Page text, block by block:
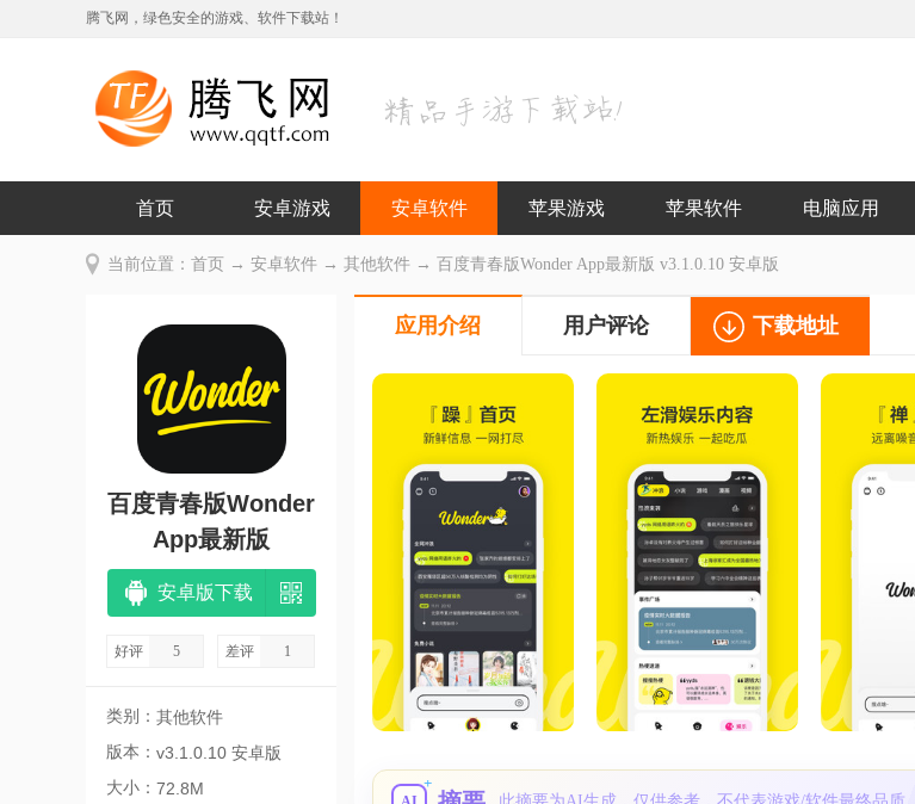
腾飞网，绿色安全的游戏、软件下载站！
首页 安卓游戏 安卓软件 苹果游戏 苹果软件 电脑应用
当前位置： 首页 → 安卓软件 → 其他软件 → 百度青春版Wonder App最新版 v3.1.0.10 安卓版
百度青春版Wonder
App最新版
安卓版下载
好评 5 差评 1
类别： 其他软件
版本： v3.1.0.10 安卓版
大小： 72.8M
应用介绍 用户评论 下载地址